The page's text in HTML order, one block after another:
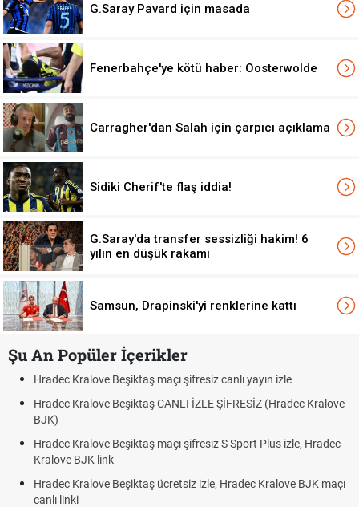
G.Saray Pavard için masada
Fenerbahçe'ye kötü haber: Oosterwolde
Carragher'dan Salah için çarpıcı açıklama
Sidiki Cherif'te flaş iddia!
G.Saray'da transfer sessizliği hakim! 6
yılın en düşük rakamı
Samsun, Drapinski'yi renklerine kattı
Şu An Popüler İçerikler
şifresiz canlı yayın izle
İZLE ŞİFRESİZ (Hradec Kralove
şifresiz S Sport Plus izle, Hradec
izle, Hradec Kralove BJK maçı
Hradec Kralove - Beşiktaş
Hradec Kralove Beşiktaş
Trivela Nedir? Trivela Vuruşu
Plonjon Nedir? Kalecilikte